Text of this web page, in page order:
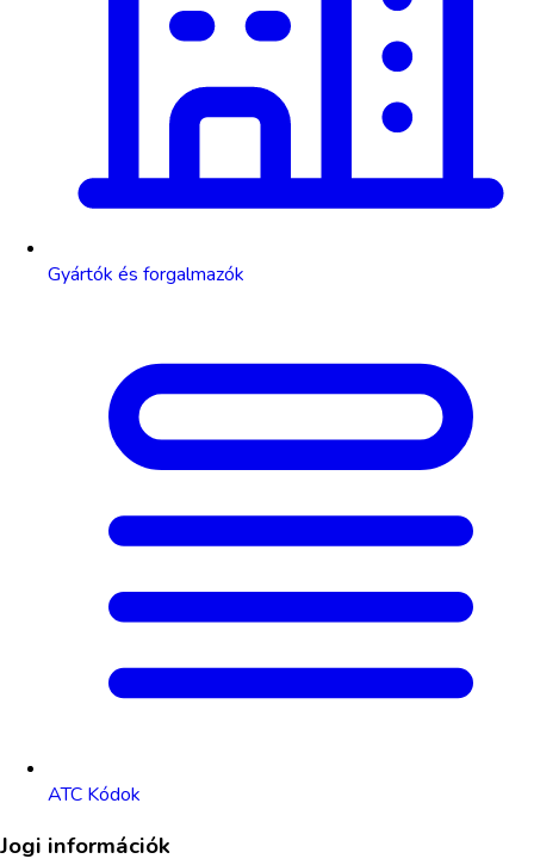
Gyártók és forgalmazók
ATC Kódok
Jogi információk